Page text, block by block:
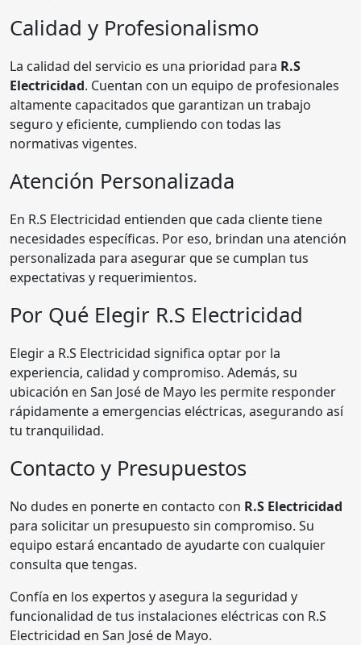
Calidad y Profesionalismo
La calidad del servicio es una prioridad para R.S
Electricidad. Cuentan con un equipo de profesionales
altamente capacitados que garantizan un trabajo
seguro y eficiente, cumpliendo con todas las
normativas vigentes.
Atención Personalizada
En R.S Electricidad entienden que cada cliente tiene
necesidades específicas. Por eso, brindan una atención
personalizada para asegurar que se cumplan tus
expectativas y requerimientos.
Por Qué Elegir R.S Electricidad
Elegir a R.S Electricidad significa optar por la
experiencia, calidad y compromiso. Además, su
ubicación en San José de Mayo les permite responder
rápidamente a emergencias eléctricas, asegurando así
tu tranquilidad.
Contacto y Presupuestos
No dudes en ponerte en contacto con R.S Electricidad
para solicitar un presupuesto sin compromiso. Su
equipo estará encantado de ayudarte con cualquier
consulta que tengas.
Confía en los expertos y asegura la seguridad y
funcionalidad de tus instalaciones eléctricas con R.S
Electricidad en San José de Mayo.